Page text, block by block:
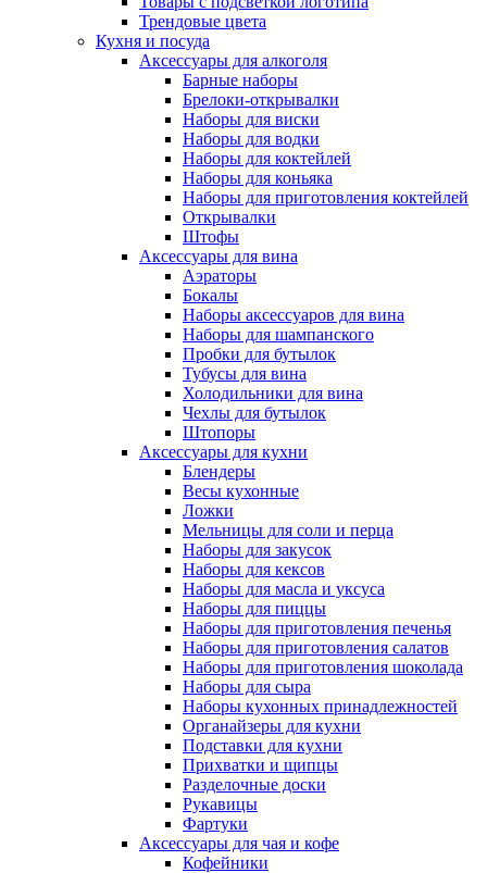
Трендовые цвета
Кухня и посуда
Аксессуары для алкоголя
Барные наборы
Брелоки-открывалки
Наборы для виски
Наборы для водки
Наборы для коктейлей
Наборы для коньяка
Наборы для приготовления коктейлей
Открывалки
Штофы
Аксессуары для вина
Аэраторы
Бокалы
Наборы аксессуаров для вина
Наборы для шампанского
Пробки для бутылок
Тубусы для вина
Холодильники для вина
Чехлы для бутылок
Штопоры
Аксессуары для кухни
Блендеры
Весы кухонные
Ложки
Мельницы для соли и перца
Наборы для закусок
Наборы для кексов
Наборы для масла и уксуса
Наборы для пиццы
Наборы для приготовления печенья
Наборы для приготовления салатов
Наборы для приготовления шоколада
Наборы для сыра
Наборы кухонных принадлежностей
Органайзеры для кухни
Подставки для кухни
Прихватки и щипцы
Разделочные доски
Рукавицы
Фартуки
Аксессуары для чая и кофе
Кофейники